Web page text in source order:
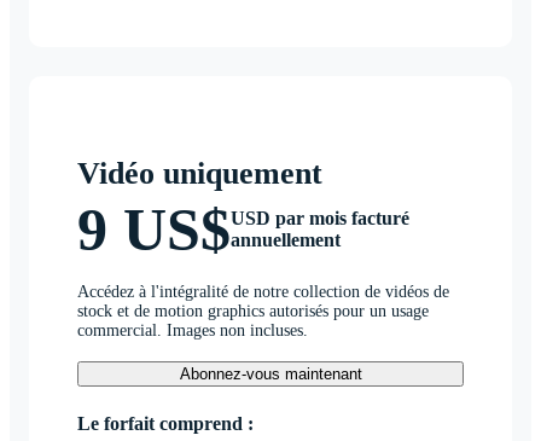
Vidéo uniquement
9 US$USD par mois facturé
annuellement
Accédez à l'intégralité de notre collection de vidéos de
stock et de motion graphics autorisés pour un usage
commercial. Images non incluses.
Abonnez-vous maintenant
Le forfait comprend :